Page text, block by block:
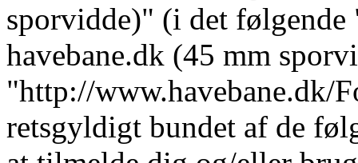
sporvidde)" (i det
havebane.dk (45 mm
"http://
retsgyldigt bundet af de